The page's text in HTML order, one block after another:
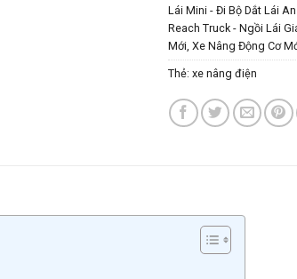
Lái Mini - Đi Bộ Dắt Lái
Reach Truck - Ngồi Lái
Mới Xe Nâng Động Cơ
Thẻ: xe nâng điện